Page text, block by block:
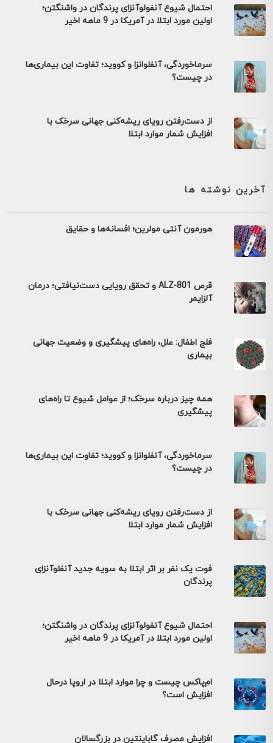
احتمال شیوع آنفولوآنزای پرندگان در واشنگتن؛
اولین مورد ابتلا در آمریکا در 9 ماهه اخیر
سرماخوردگی، آنفلوانزا و کووید؛ تفاوت این بیماری‌ها
در چیست؟
از دست‌رفتن رویای ریشه‌کنی جهانی سرخک با
افزایش شمار موارد ابتلا
آخرین نوشته ها
هورمون آنتی مولرین؛ افسانه‌ها و حقایق
قرص ALZ-801 و تحقق رویایی دست‌نیافتی؛ درمان
آلزایمر
فلج اطفال: علل، راه‌های پیشگیری و وضعیت جهانی
بیماری
همه چیز درباره سرخک؛ از عوامل شیوع تا راه‌های
پیشگیری
سرماخوردگی، آنفلوانزا و کووید؛ تفاوت این بیماری‌ها
در چیست؟
از دست‌رفتن رویای ریشه‌کنی جهانی سرخک با
افزایش شمار موارد ابتلا
فوت یک نفر بر اثر ابتلا به سویه جدید آنفلوآنزای
پرندگان
احتمال شیوع آنفولوآنزای پرندگان در واشنگتن؛
اولین مورد ابتلا در آمریکا در 9 ماهه اخیر
ام‌پاکس چیست و چرا موارد ابتلا در اروپا درحال
افزایش است؟
افزایش مصرف گاباپنتین در بزرگسالان